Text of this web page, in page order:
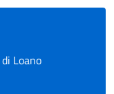
Loano